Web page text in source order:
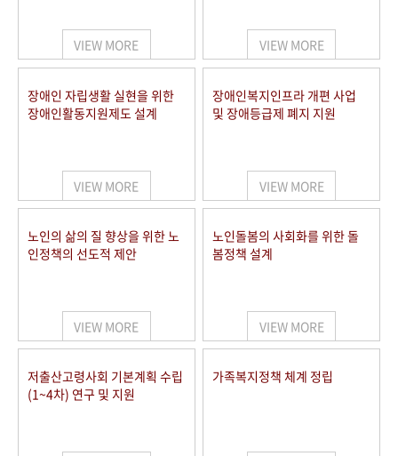
VIEW MORE VIEW MORE
장애인 자립생활 실현을 위한
장애인활동지원제도 설계
VIEW MORE
장애인복지인프라 개편 사업
및 장애등급제 폐지 지원
VIEW MORE
노인의 삶의 질 향상을 위한 노
인정책의 선도적 제안
VIEW MORE
노인돌봄의 사회화를 위한 돌
봄정책 설계
VIEW MORE
저출산고령사회 기본계획 수립
(1~4차) 연구 및 지원
가족복지정책 체계 정립